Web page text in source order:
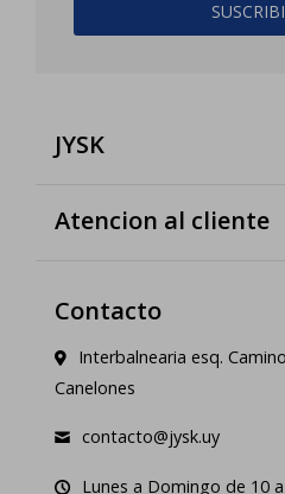
JYSK
Atencion al cliente
Contacto
Interbalnearia esq.
Canelones
contacto@jysk.uy
Lunes a Domingo de 10